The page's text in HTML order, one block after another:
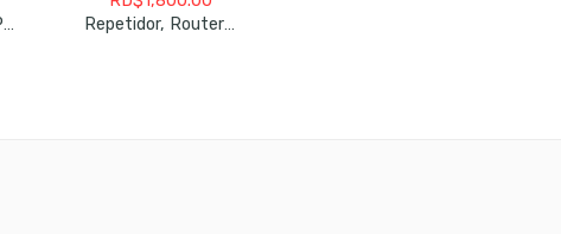
Repetidor, Router Y Acess Point Tenda F3 300MBPS Inalámbrico 3 Antena